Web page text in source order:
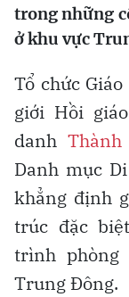
trong những
ở khu vực
Tổ chức
giới Hồi
danh
Danh mục
khẳng định
trúc đặc
trình
Trung Đông.